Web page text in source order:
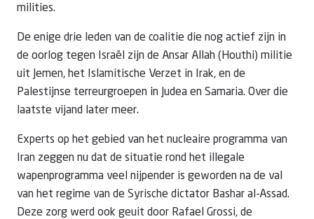
milities.
De enige drie leden van de coalitie die nog actief zijn in
de oorlog tegen Israël zijn de Ansar Allah (Houthi) militie
uit Jemen, het Islamitische Verzet in Irak, en de
Palestijnse terreurgroepen in Judea en Samaria. Over die
laatste vijand later meer.
Experts op het gebied van het nucleaire programma van
Iran zeggen nu dat de situatie rond het illegale
wapenprogramma veel nijpender is geworden na de val
van het regime van de Syrische dictator Bashar al-Assad.
Deze zorg werd ook geuit door Rafael Grossi, de